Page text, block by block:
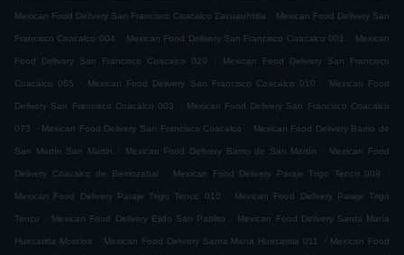
Mexican Food Delivery San Francisco Coacalco Zacuauhtitla . Mexican Food Delivery San
Francisco Coacalco 004 . Mexican Food Delivery San Francisco Coacalco 001 . Mexican
Food Delivery San Francisco Coacalco 029 . Mexican Food Delivery San Francisco
Coacalco 065 . Mexican Food Delivery San Francisco Coacalco 010 . Mexican Food
Delivery San Francisco Coacalco 003 . Mexican Food Delivery San Francisco Coacalco
073 . Mexican Food Delivery San Francisco Coacalco . Mexican Food Delivery Barrio de
San Martín San Martin . Mexican Food Delivery Barrio de San Martín . Mexican Food
Delivery Coacalco de Berriozabal . Mexican Food Delivery Paraje Trigo Tenco 009 .
Mexican Food Delivery Paraje Trigo Tenco 010 . Mexican Food Delivery Paraje Trigo
Tenco . Mexican Food Delivery Ejido San Pablito . Mexican Food Delivery Santa María
Huecatitla Morelos . Mexican Food Delivery Santa María Huecatitla 011 . Mexican Food